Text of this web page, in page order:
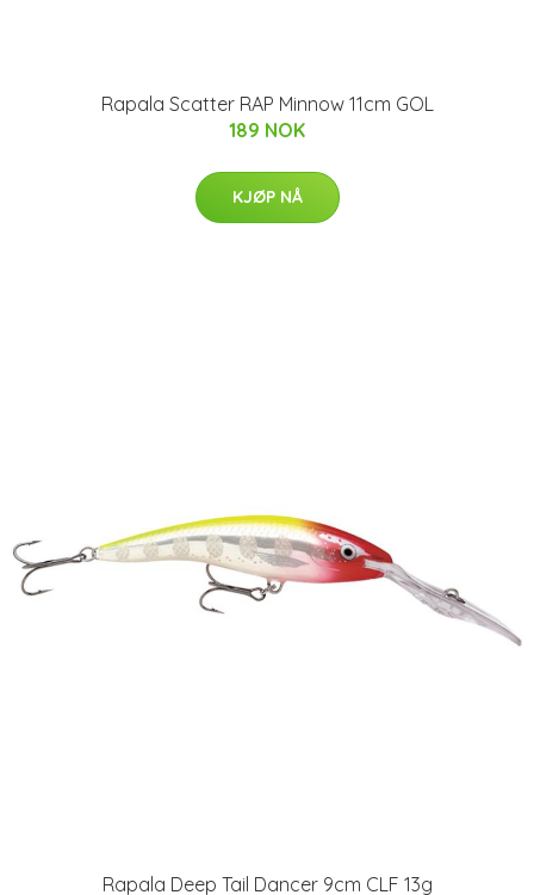
Rapala Scatter RAP Minnow 11cm GOL
189 NOK
KJØP NÅ
Rapala Deep Tail Dancer 9cm CLF 13g